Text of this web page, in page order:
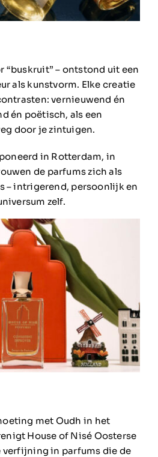
“buskruit” – ontstond uit een
als kunstvorm. Elke creatie
vernieuwend én
én poëtisch, als een
door je zintuigen.
in Rotterdam, in
de parfums zich als
– intrigerend, persoonlijk en
zelf.
met Oudh in het
House of Nisé Oosterse
verfijning in parfums die de